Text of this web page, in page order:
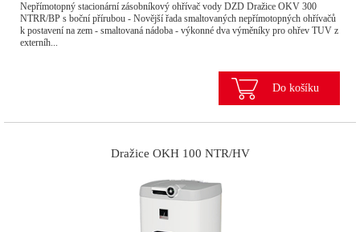
Nepřímotopný stacionární zásobníkový ohřívač vody DZD Dražice OKV 300
NTRR/BP s boční přírubou - Novější řada smaltovaných nepřímotopných ohřívačů
k postavení na zem - smaltovaná nádoba - výkonné dva výměníky pro ohřev TUV z
externíh...
Do košíku
Dražice OKH 100 NTR/HV